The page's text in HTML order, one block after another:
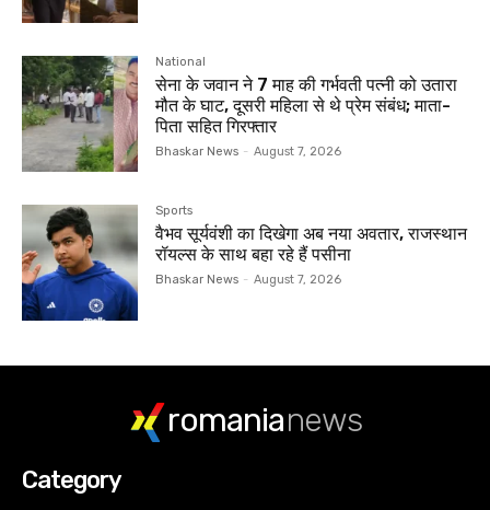
National
सेना के जवान ने 7 माह की गर्भवती पत्नी को उतारा
मौत के घाट, दूसरी महिला से थे प्रेम संबंध; माता-
पिता सहित गिरफ्तार
Bhaskar News - August 7, 2026
Sports
वैभव सूर्यवंशी का दिखेगा अब नया अवतार, राजस्थान
रॉयल्स के साथ बहा रहे हैं पसीना
Bhaskar News - August 7, 2026
romanianews
Category